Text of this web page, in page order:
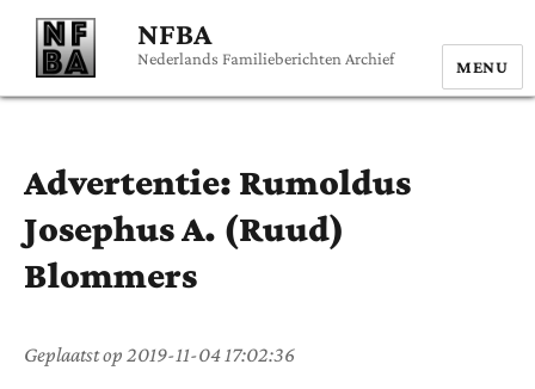
NFBA
Nederlands Familieberichten Archief MENU
Advertentie: Rumoldus
Josephus A. (Ruud)
Blommers
Geplaatst op 2019-11-04 17:02:36